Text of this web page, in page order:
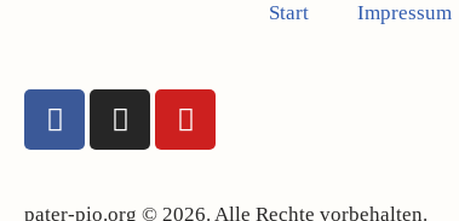
Start Impressum
pater-pio.org © 2026. Alle Rechte vorbehalten.